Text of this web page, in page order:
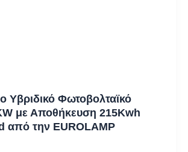
Υβριδικό Φωτοβολταϊκό
με Αποθήκευση 215Kwh
από την EUROLAMP